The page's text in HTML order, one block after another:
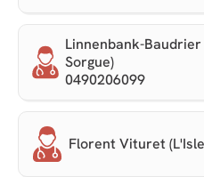
Linnenbank-
Sorgue)
0490206099
Florent Vituret